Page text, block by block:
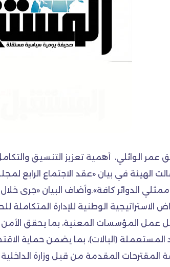
عمر الوائلي، أهمية تعزيز التنسيق
الدوائر كافة».وأضاف البيان «جرى
عمل المؤسسات المعنية، بما يحقق
(البالات)، بما يضمن حماية
المقترحات المقدمة من قبل وزارة